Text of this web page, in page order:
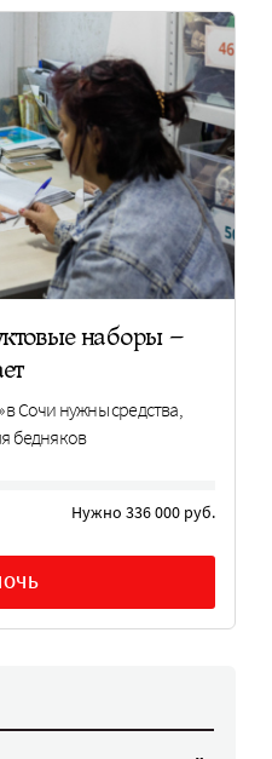
наборы –
в Сочи нужны средства,
бедняков
Нужно 336 000 руб.